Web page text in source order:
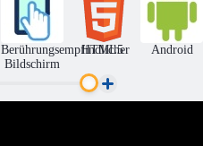
Prinzessinnen-
Rätsel
Berührungsempfindlicher
Bildschirm
HTML5 Android